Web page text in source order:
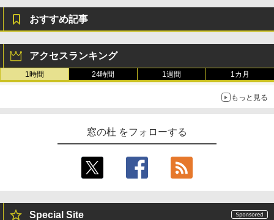
0/mac対応|PC2台
￥37,224
￥2,326
New Amazon Kindle Scribe Colorsoft |
レージ、ノート機能搭載、明るさ自動調
整、色調調節ライト、プレミアムペン付
き、グラファイト
おすすめ記事
アクセスランキング
1時間 24時間 1週間 1カ月
もっと見る
窓の杜 をフォローする
Special Site